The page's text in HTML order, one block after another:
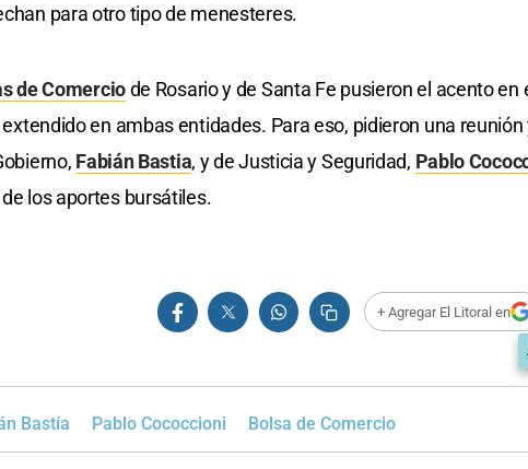
para otro tipo de menesteres.
de Comerciode Rosario y de Santa Fe pusieron el acento en
en ambas entidades. Para eso, pidieron una
Fabián Bastia, y de Justicia y Seguridad, Pablo
los aportes bursátiles.
+ Agregar El Litoral en
Bastía Pablo Cococcioni Bolsa de Comercio